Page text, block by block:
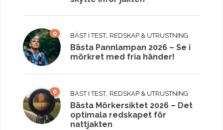
0 BÄST I TEST, REDSKAP & UTRUSTNING
Bästa Pannlampan 2026 – Se i
mörkret med fria händer!
0 BÄST I TEST, REDSKAP & UTRUSTNING
Bästa Mörkersiktet 2026 – Det
optimala redskapet för
nattjakten